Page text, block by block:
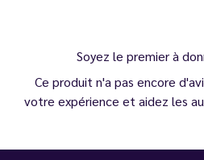
Soyez le premier à
Ce produit n'a pas encore
votre expérience et aidez les